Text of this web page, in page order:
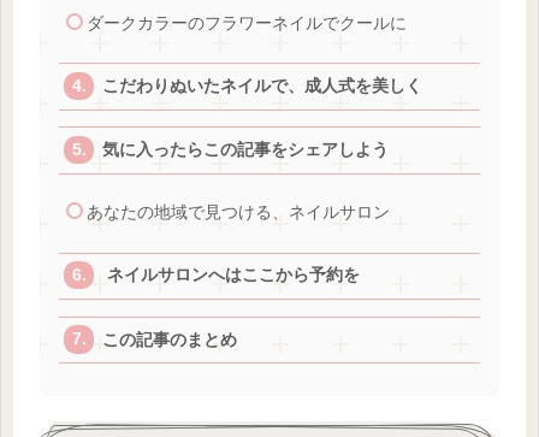
ダークカラーのフラワーネイルでクールに
こだわりぬいたネイルで、成人式を美しく
気に入ったらこの記事をシェアしよう
あなたの地域で見つける、ネイルサロン
ネイルサロンへはここから予約を
この記事のまとめ